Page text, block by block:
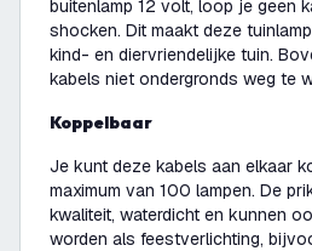
buitenlamp 12 volt, loop je geen
shocken. Dit maakt deze
kind- en diervriendelijke tuin.
kabels niet ondergronds weg te
Koppelbaar
Je kunt deze kabels aan elkaar
maximum van 100 lampen. De
kwaliteit, waterdicht en kunnen
worden als feestverlichting,